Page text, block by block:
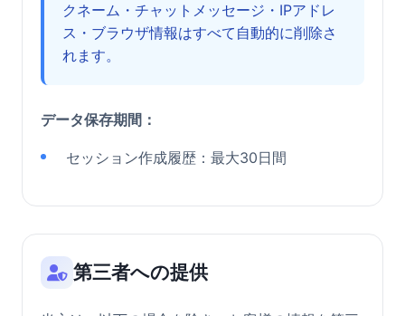
クネーム・チャットメッセージ・IPアドレ
ス・ブラウザ情報はすべて自動的に削除さ
れます。
データ保存期間：
セッション作成履歴：最大30日間
第三者への提供